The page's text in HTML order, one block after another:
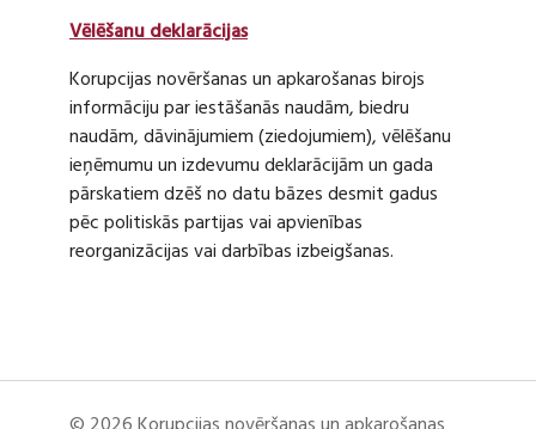
Vēlēšanu deklarācijas
Korupcijas novēršanas un apkarošanas birojs
informāciju par iestāšanās naudām, biedru
naudām, dāvinājumiem (ziedojumiem), vēlēšanu
ieņēmumu un izdevumu deklarācijām un gada
pārskatiem dzēš no datu bāzes desmit gadus
pēc politiskās partijas vai apvienības
reorganizācijas vai darbības izbeigšanas.